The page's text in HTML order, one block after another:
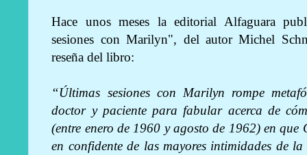
Hace unos meses la editorial Alfaguara
sesiones con Marilyn", del autor Michel
reseña del libro:
“Últimas sesiones con Marilyn rompe
doctor y paciente para fabular acerca de
(entre enero de 1960 y agosto de 1962) en que
en confidente de las mayores intimidades de